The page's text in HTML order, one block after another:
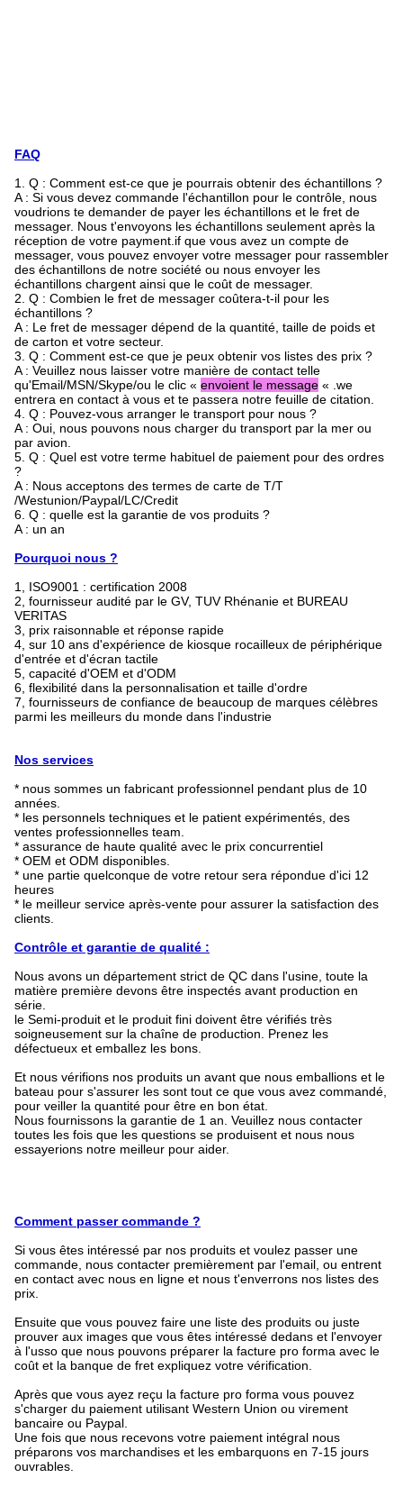
FAQ
1. Q : Comment est-ce que je pourrais obtenir des échantillons ?
A : Si vous devez commande l'échantillon pour le contrôle, nous
voudrions te demander de payer les échantillons et le fret de
messager. Nous t'envoyons les échantillons seulement après la
réception de votre payment.if que vous avez un compte de
messager, vous pouvez envoyer votre messager pour rassembler
des échantillons de notre société ou nous envoyer les
échantillons chargent ainsi que le coût de messager.
2. Q : Combien le fret de messager coûtera-t-il pour les
échantillons ?
A : Le fret de messager dépend de la quantité, taille de poids et
de carton et votre secteur.
3. Q : Comment est-ce que je peux obtenir vos listes des prix ?
A : Veuillez nous laisser votre manière de contact telle
qu'Email/MSN/Skype/ou le clic « envoient le message « .we
entrera en contact à vous et te passera notre feuille de citation.
4. Q : Pouvez-vous arranger le transport pour nous ?
A : Oui, nous pouvons nous charger du transport par la mer ou
par avion.
5. Q : Quel est votre terme habituel de paiement pour des ordres
?
A : Nous acceptons des termes de carte de T/T
/Westunion/Paypal/LC/Credit
6. Q : quelle est la garantie de vos produits ?
A : un an
Pourquoi nous ?
1, ISO9001 : certification 2008
2, fournisseur audité par le GV, TUV Rhénanie et BUREAU
VERITAS
3, prix raisonnable et réponse rapide
4, sur 10 ans d'expérience de kiosque rocailleux de périphérique
d'entrée et d'écran tactile
5, capacité d'OEM et d'ODM
6, flexibilité dans la personnalisation et taille d'ordre
7, fournisseurs de confiance de beaucoup de marques célèbres
parmi les meilleurs du monde dans l'industrie
Nos services
* nous sommes un fabricant professionnel pendant plus de 10
années.
* les personnels techniques et le patient expérimentés, des
ventes professionnelles team.
* assurance de haute qualité avec le prix concurrentiel
* OEM et ODM disponibles.
* une partie quelconque de votre retour sera répondue d'ici 12
heures
* le meilleur service après-vente pour assurer la satisfaction des
clients.
Contrôle et garantie de qualité :
Nous avons un département strict de QC dans l'usine, toute la
matière première devons être inspectés avant production en
série.
le Semi-produit et le produit fini doivent être vérifiés très
soigneusement sur la chaîne de production. Prenez les
défectueux et emballez les bons.
Et nous vérifions nos produits un avant que nous emballions et le
bateau pour s'assurer les sont tout ce que vous avez commandé,
pour veiller la quantité pour être en bon état.
Nous fournissons la garantie de 1 an. Veuillez nous contacter
toutes les fois que les questions se produisent et nous nous
essayerions notre meilleur pour aider.
Comment passer commande ?
Si vous êtes intéressé par nos produits et voulez passer une
commande, nous contacter premièrement par l'email, ou entrent
en contact avec nous en ligne et nous t'enverrons nos listes des
prix.
Ensuite que vous pouvez faire une liste des produits ou juste
prouver aux images que vous êtes intéressé dedans et l'envoyer
à l'usso que nous pouvons préparer la facture pro forma avec le
coût et la banque de fret expliquez votre vérification.
Après que vous ayez reçu la facture pro forma vous pouvez
s'charger du paiement utilisant Western Union ou virement
bancaire ou Paypal.
Une fois que nous recevons votre paiement intégral nous
préparons vos marchandises et les embarquons en 7-15 jours
ouvrables.